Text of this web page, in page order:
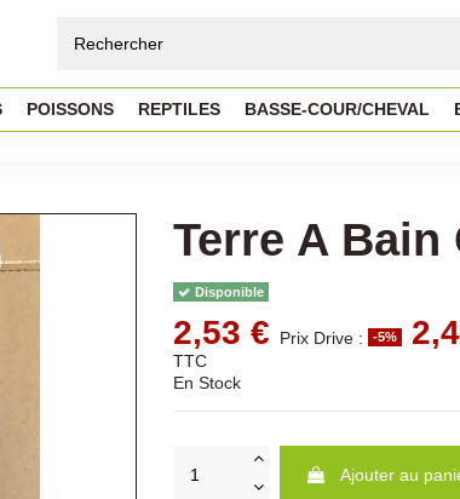
POISSONS REPTILES BASSE-COUR/CHEVAL
Terre A
Disponible
2,53 € Prix Drive : -5%
TTC
En Stock
Ajouter au